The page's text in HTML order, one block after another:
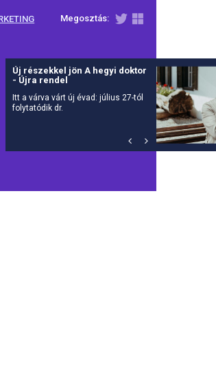
Megosztás:
Új részekkel jön A hegyi doktor
- Újra rendel
Itt a várva várt új évad: július 27-tól
folytatódik dr.